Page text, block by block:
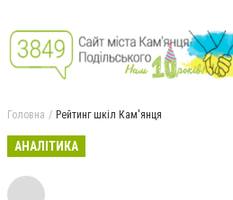
Головна Рейтинг шкіл Кам'янця
АНАЛІТИКА